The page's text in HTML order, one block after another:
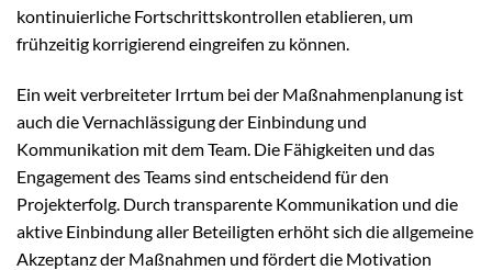
kontinuierliche Fortschrittskontrollen etablieren, um
frühzeitig korrigierend eingreifen zu können.
Ein weit verbreiteter Irrtum bei der Maßnahmenplanung ist
auch die Vernachlässigung der Einbindung und
Kommunikation mit dem Team. Die Fähigkeiten und das
Engagement des Teams sind entscheidend für den
Projekterfolg. Durch transparente Kommunikation und die
aktive Einbindung aller Beteiligten erhöht sich die allgemeine
Akzeptanz der Maßnahmen und fördert die Motivation